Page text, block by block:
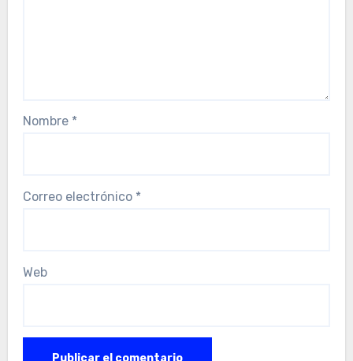
Nombre *
Correo electrónico *
Web